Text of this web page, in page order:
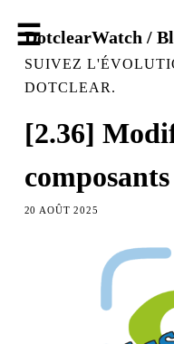
DotclearWatch /
SUIVEZ
DOTCLEAR.
[2.36]
20 AOÛT 2025